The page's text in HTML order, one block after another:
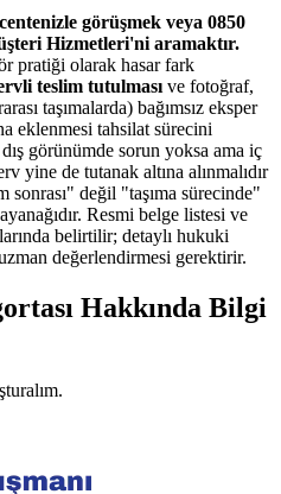
görüşmek veya 0850
Hizmetleri'ni aramaktır.
pratiği olarak hasar fark
teslim tutulması ve fotoğraf,
taşımalarda) bağımsız eksper
eklenmesi tahsilat sürecini
dış görünümde sorun yoksa ama iç
yine de tutanak altına alınmalıdır
değil "taşıma sürecinde"
Resmi belge listesi ve
belirtilir; detaylı hukuki
değerlendirmesi gerektirir.
Hakkında Bilgi